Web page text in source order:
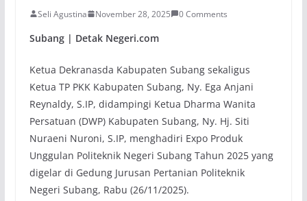
Seli Agustina November 28, 2025 0 Comments
Subang | Detak Negeri.com
Ketua Dekranasda Kabupaten Subang sekaligus
Ketua TP PKK Kabupaten Subang, Ny. Ega Anjani
Reynaldy, S.IP, didampingi Ketua Dharma Wanita
Persatuan (DWP) Kabupaten Subang, Ny. Hj. Siti
Nuraeni Nuroni, S.IP, menghadiri Expo Produk
Unggulan Politeknik Negeri Subang Tahun 2025 yang
digelar di Gedung Jurusan Pertanian Politeknik
Negeri Subang, Rabu (26/11/2025).